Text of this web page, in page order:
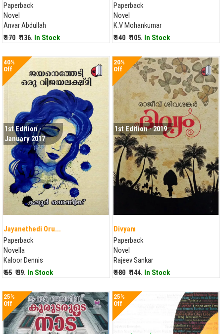
Paperback
Novel
Anvar Abdullah
₹ 170 ₹ 136. In Stock
Paperback
Novel
K.V Mohankumar
₹ 140 ₹ 105. In Stock
40%
Off
1st Edition -
January 2017
Jayanethedi Oru...
Paperback
Novella
Kaloor Dennis
₹ 65 ₹ 39. In Stock
20%
Off
1st Edition - 2019
Divyam
Paperback
Novel
Rajeev Sankar
₹ 180 ₹ 144. In Stock
25%
Off
25%
Off